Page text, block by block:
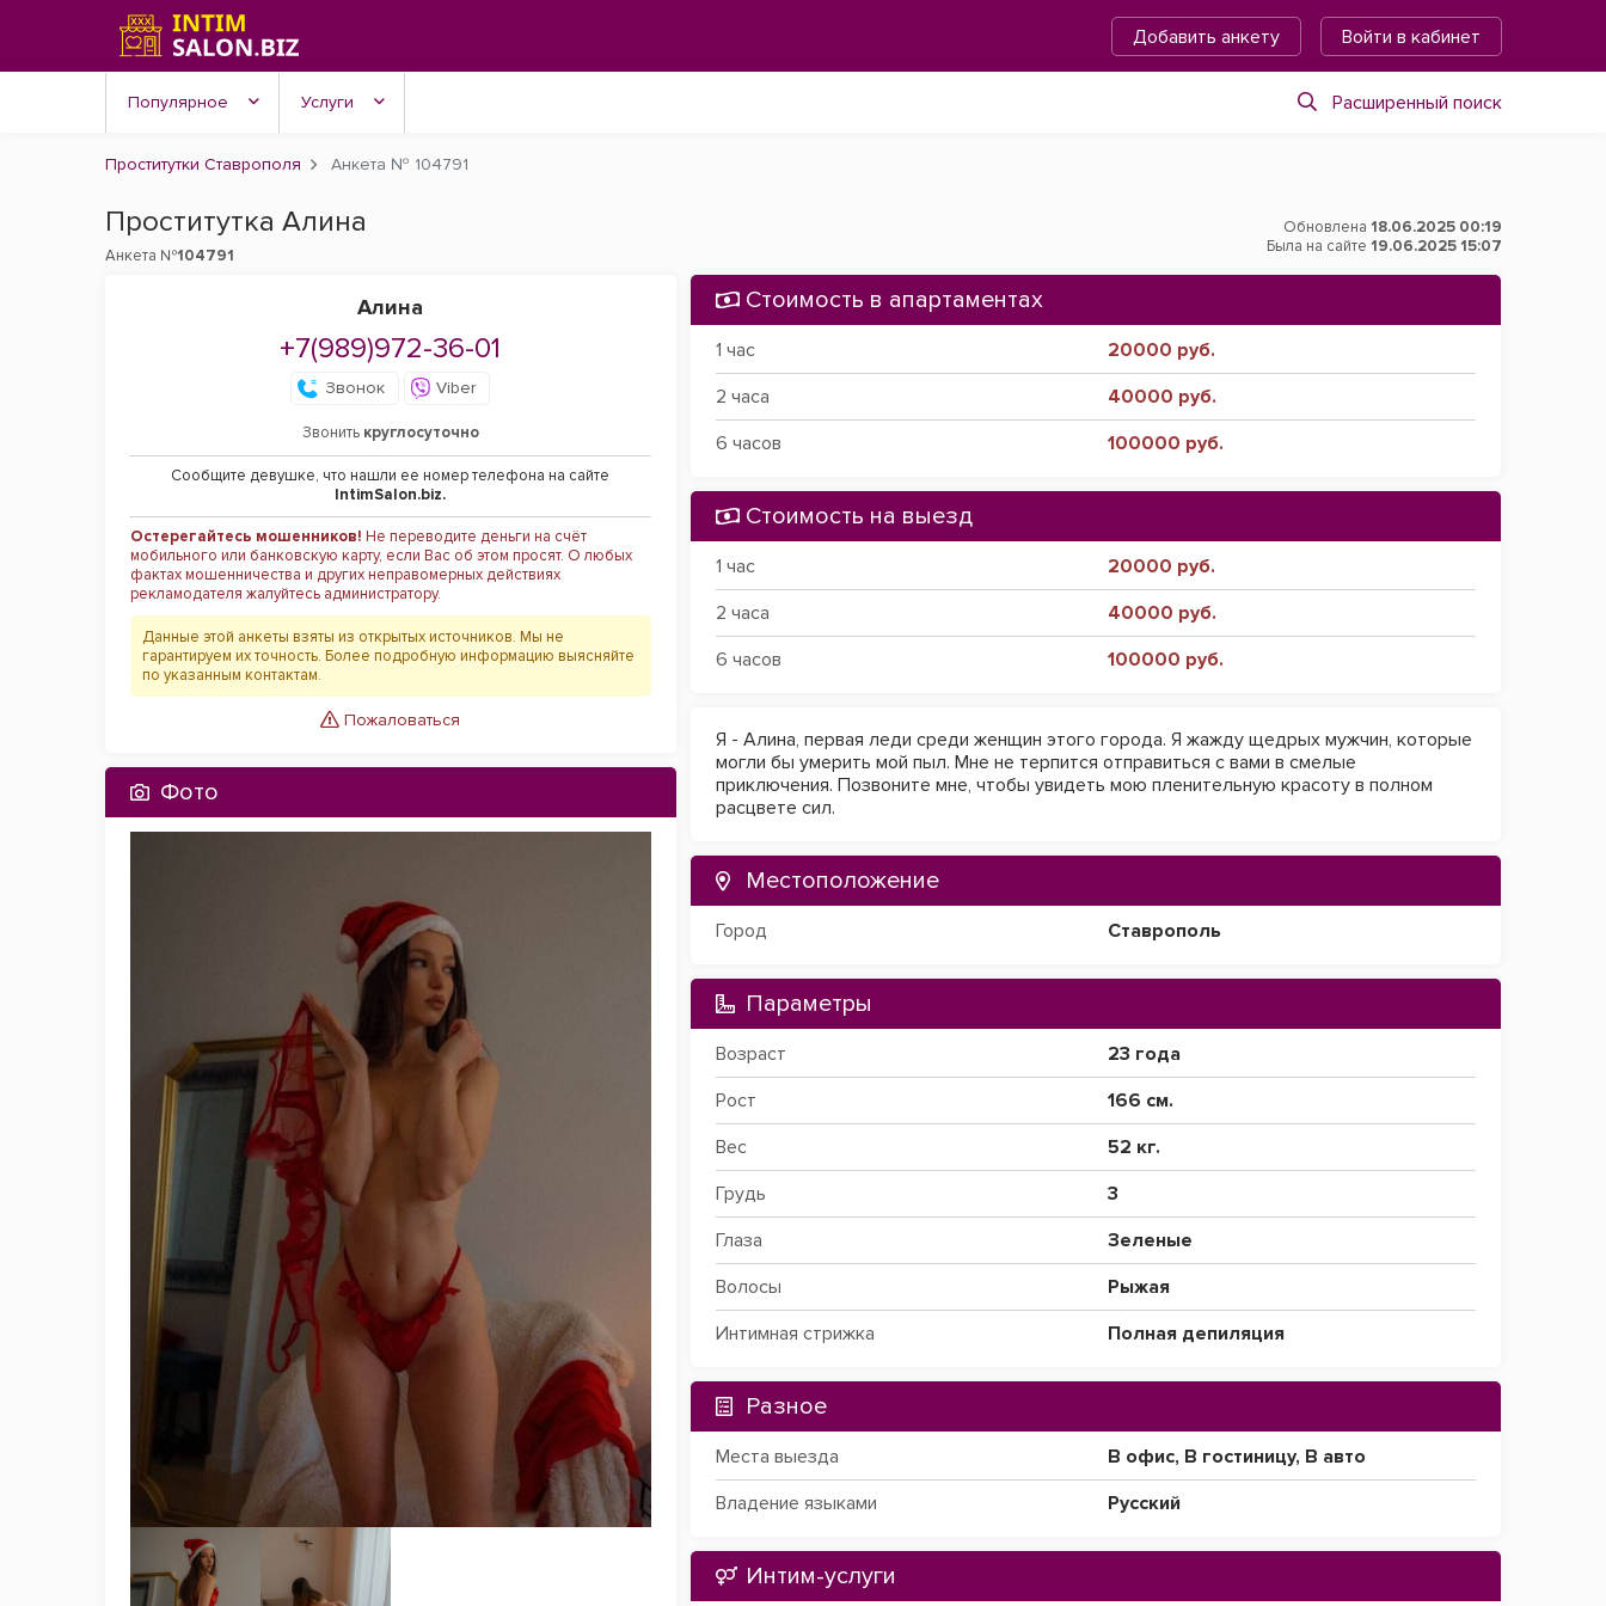
Добавить анкету Войти в кабинет
Популярное Услуги Расширенный поиск
Проститутки Ставрополя Анкета № 104791
Проститутка Алина
Анкета №104791
Обновлена 18.06.2025 00:19
Была на сайте 19.06.2025 15:07
Алина
+7(989)972-36-01
Звонок Viber
Звонить круглосуточно
Сообщите девушке, что нашли ее номер телефона на сайте
IntimSalon.biz.
Остерегайтесь мошенников! Не переводите деньги на счёт
мобильного или банковскую карту, если Вас об этом просят. О любых
фактах мошенничества и других неправомерных действиях
рекламодателя жалуйтесь администратору.
Данные этой анкеты взяты из открытых источников. Мы не
гарантируем их точность. Более подробную информацию выясняйте
по указанным контактам.
Пожаловаться
Фото
Стоимость в апартаментах
1 час
20000 руб.
2 часа
40000 руб.
6 часов
100000 руб.
Стоимость на выезд
1 час
20000 руб.
2 часа
40000 руб.
6 часов
100000 руб.
Я - Алина, первая леди среди женщин этого города. Я жажду щедрых мужчин, которые
могли бы умерить мой пыл. Мне не терпится отправиться с вами в смелые
приключения. Позвоните мне, чтобы увидеть мою пленительную красоту в полном
расцвете сил.
Местоположение
Город Ставрополь
Параметры
Возраст
23 года
Рост
166 см.
Вес
52 кг.
Грудь
3
Глаза
Зеленые
Волосы
Рыжая
Интимная стрижка
Полная депиляция
Разное
Места выезда В офис, В гостиницу, В авто
Владение языками
Русский
Интим-услуги